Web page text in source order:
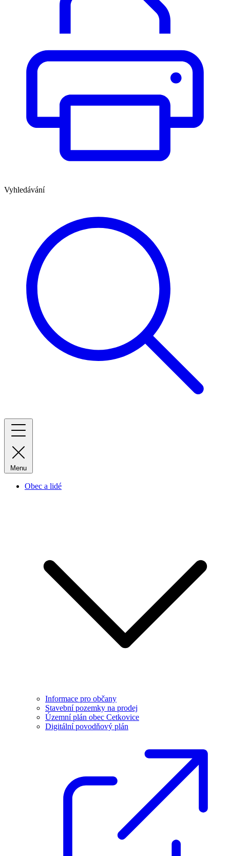
Vyhledávání
Menu
Obec a lidé
Informace pro občany
Stavební pozemky na prodej
Územní plán obec Cetkovice
Digitální povodňový plán